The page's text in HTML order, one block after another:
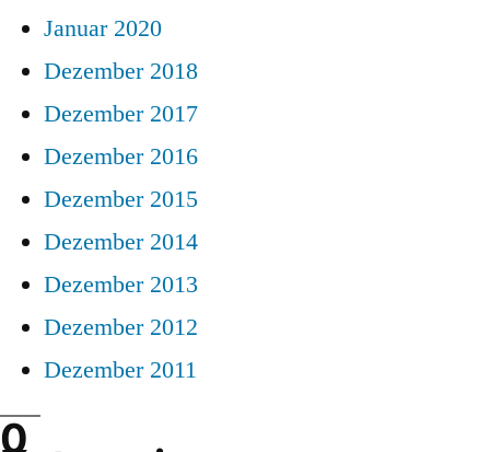
Januar 2020
Dezember 2018
Dezember 2017
Dezember 2016
Dezember 2015
Dezember 2014
Dezember 2013
Dezember 2012
Dezember 2011